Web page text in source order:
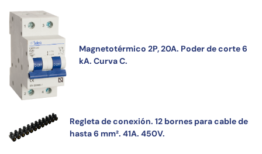
Magnetotérmico 2P, 20A. Poder de corte 6
kA. Curva C.
Regleta de conexión. 12 bornes para cable de
hasta 6 mm². 41A. 450V.